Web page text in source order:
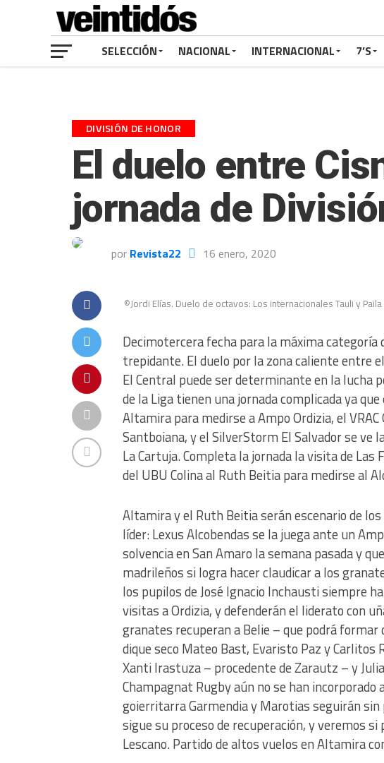
SELECCIÓN NACIONAL INTERNACIONAL 7’S
DIVISIÓN DE HONOR
El duelo entre
jornada de
por Revista22 16 enero, 2020
©Jordi Elías. Duelo de octavos: Los internacionales Tauli y
Decimotercera fecha para la máxima categoría
trepidante. El duelo por la zona caliente entre
El Central puede ser determinante en la lucha
de la Liga tienen una jornada complicada ya
Altamira para medirse a Ampo Ordizia, el
Santboiana, y el SilverStorm El Salvador se ve
La Cartuja. Completa la jornada la visita de Las
del UBU Colina al Ruth Beitia para medirse al
Altamira y el Ruth Beitia serán escenario de
líder: Lexus Alcobendas se la juega ante un
solvencia en San Amaro la semana pasada y
madrileños si logra hacer claudicar a los
los pupilos de José Ignacio Inchausti siempre
visitas a Ordizia, y defenderán el liderato con
granates recuperan a Belie – que podrá
dique seco Mateo Bast, Evaristo Paz y Carlitos
Xanti Irastuza – procedente de Zarautz – y
Champagnat Rugby aún no se han
goierritarra Garmendia y Marotias seguirán
sigue su proceso de recuperación, y veremos
Lescano. Partido de altos vuelos en Altamira